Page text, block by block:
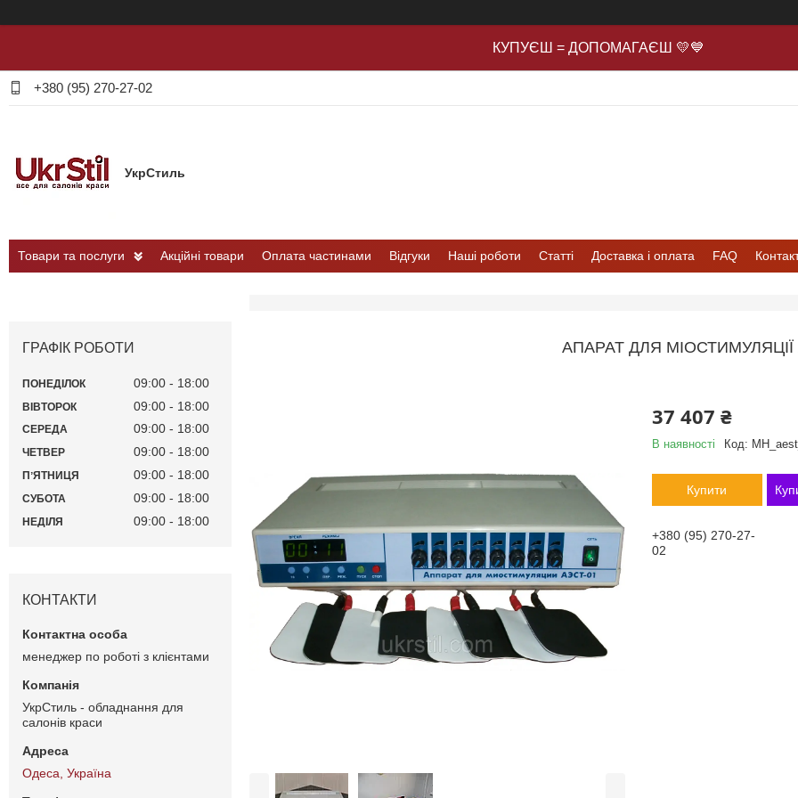
КУПУЄШ = ДОПОМАГАЄШ 💛💙
+380 (95) 270-27-02
УкрСтиль
Товари та послуги Акційні товари Оплата частинами Відгуки Наші роботи Статті Доставка і оплата FAQ
АПАРАТ ДЛЯ МІОСТИМУЛЯЦІЇ
37 407 ₴
В наявності Код:
Купити
+380 (95) 270-27-
02
ГРАФІК РОБОТИ
ПОНЕДІЛОК 09:00 18:00
ВІВТОРОК 09:00 18:00
СЕРЕДА 09:00 18:00
ЧЕТВЕР 09:00 18:00
ПʼЯТНИЦЯ 09:00 18:00
СУБОТА 09:00 18:00
НЕДІЛЯ 09:00 18:00
КОНТАКТИ
менеджер по роботі з клієнтами
УкрСтиль - обладнання для
салонів краси
Одеса, Україна